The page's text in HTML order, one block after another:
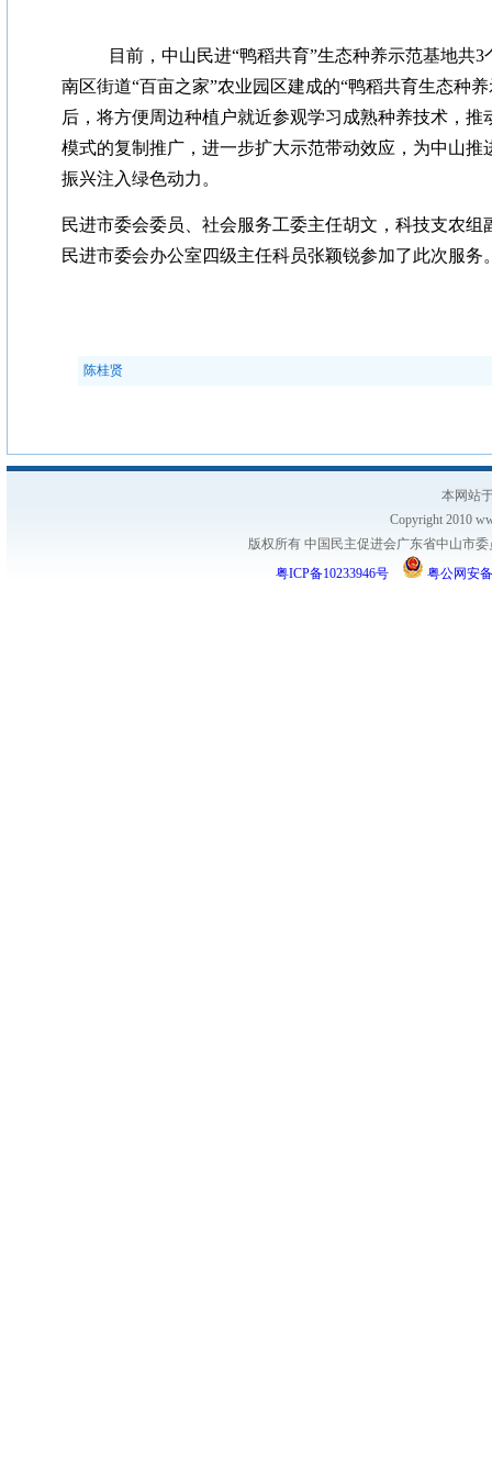
目前，中山民进“鸭稻共育”生态种养示范基地共
南区街道“百亩之家”农业园区建成的“鸭稻共育生态种
后，将方便周边种植户就近参观学习成熟种养技术，推
模式的复制推广，进一步扩大示范带动效应，为中山推
振兴注入绿色动力。
民进市委会委员、社会服务工委主任胡文，科技支农组
民进市委会办公室四级主任科员张颖锐参加了此次服务
陈桂贤
本网站
Copyright 2010
版权所有 中国民主促进会广东省中山市
粤ICP备10233946号
粤公网安